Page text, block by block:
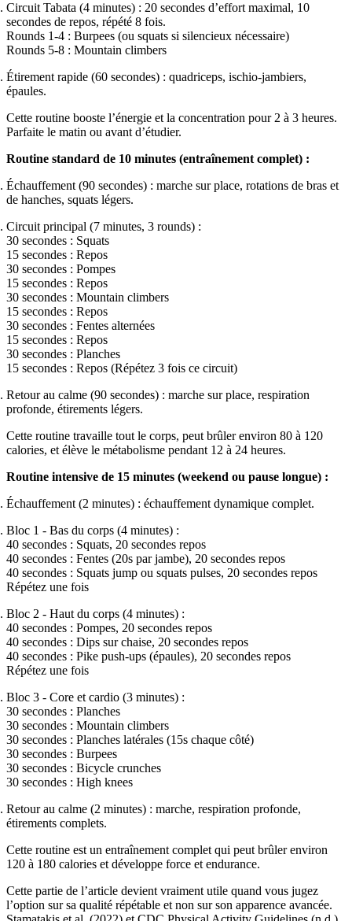
Circuit Tabata (4 minutes) : 20 secondes d’effort maximal, 10
secondes de repos, répété 8 fois.
Rounds 1-4 : Burpees (ou squats si silencieux nécessaire)
Rounds 5-8 : Mountain climbers
Étirement rapide (60 secondes) : quadriceps, ischio-jambiers,
épaules.
Cette routine booste l’énergie et la concentration pour 2 à 3 heures.
Parfaite le matin ou avant d’étudier.
Routine standard de 10 minutes (entraînement complet) :
Échauffement (90 secondes) : marche sur place, rotations de bras et
de hanches, squats légers.
Circuit principal (7 minutes, 3 rounds) :
30 secondes : Squats
15 secondes : Repos
30 secondes : Pompes
15 secondes : Repos
30 secondes : Mountain climbers
15 secondes : Repos
30 secondes : Fentes alternées
15 secondes : Repos
30 secondes : Planches
15 secondes : Repos (Répétez 3 fois ce circuit)
Retour au calme (90 secondes) : marche sur place, respiration
profonde, étirements légers.
Cette routine travaille tout le corps, peut brûler environ 80 à 120
calories, et élève le métabolisme pendant 12 à 24 heures.
Routine intensive de 15 minutes (weekend ou pause longue) :
Échauffement (2 minutes) : échauffement dynamique complet.
Bloc 1 - Bas du corps (4 minutes) :
40 secondes : Squats, 20 secondes repos
40 secondes : Fentes (20s par jambe), 20 secondes repos
40 secondes : Squats jump ou squats pulses, 20 secondes repos
Répétez une fois
Bloc 2 - Haut du corps (4 minutes) :
40 secondes : Pompes, 20 secondes repos
40 secondes : Dips sur chaise, 20 secondes repos
40 secondes : Pike push-ups (épaules), 20 secondes repos
Répétez une fois
Bloc 3 - Core et cardio (3 minutes) :
30 secondes : Planches
30 secondes : Mountain climbers
30 secondes : Planches latérales (15s chaque côté)
30 secondes : Burpees
30 secondes : Bicycle crunches
30 secondes : High knees
Retour au calme (2 minutes) : marche, respiration profonde,
étirements complets.
Cette routine est un entraînement complet qui peut brûler environ
120 à 180 calories et développe force et endurance.
Cette partie de l’article devient vraiment utile quand vous jugez
l’option sur sa qualité répétable et non sur son apparence avancée.